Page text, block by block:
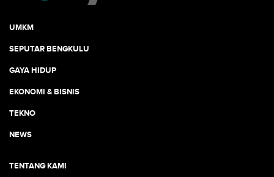
UMKM
SEPUTAR BENGKULU
GAYA HIDUP
EKONOMI & BISNIS
TEKNO
NEWS
TENTANG KAMI